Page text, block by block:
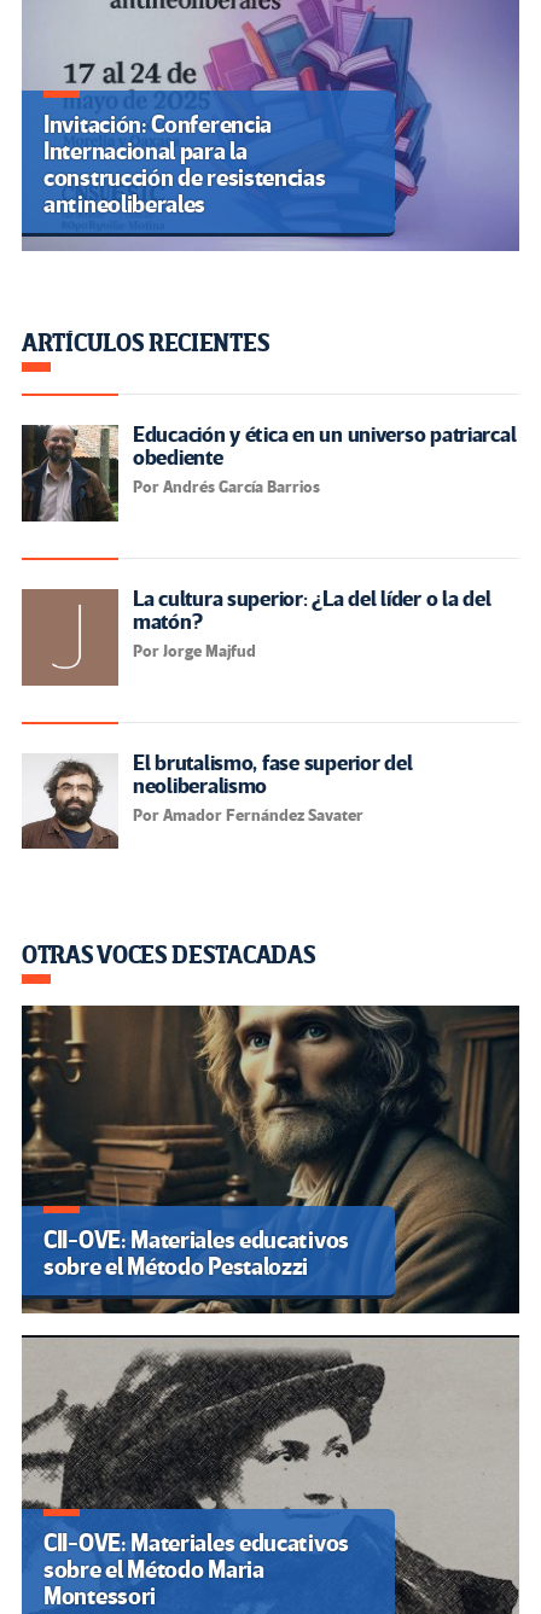
Invitación: Conferencia
Internacional para la
construcción de resistencias
antineoliberales
ARTÍCULOS RECIENTES
Educación y ética en un universo patriarcal
obediente
Por Andrés García Barrios
La cultura superior: ¿La del líder o la del
matón?
Por Jorge Majfud
El brutalismo, fase superior del
neoliberalismo
Por Amador Fernández Savater
OTRAS VOCES DESTACADAS
CII-OVE: Materiales educativos
sobre el Método Pestalozzi
CII-OVE: Materiales educativos
sobre el Método Maria
Montessori